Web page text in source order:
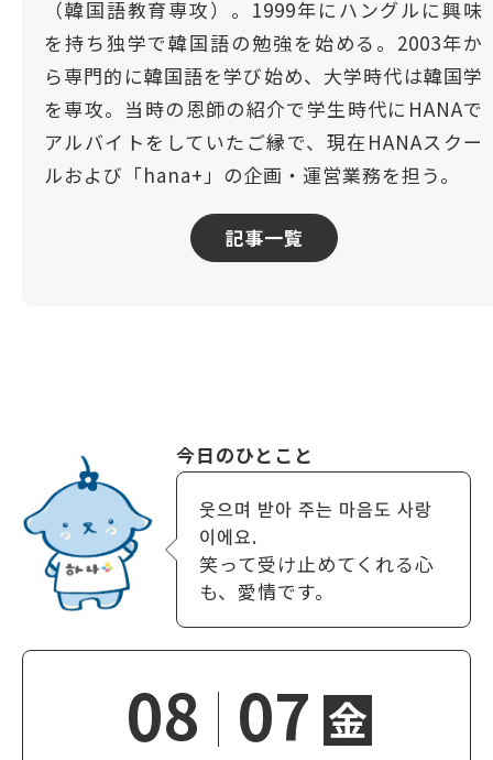
（韓国語教育専攻）。1999年にハングルに興味
を持ち独学で韓国語の勉強を始める。2003年か
ら専門的に韓国語を学び始め、大学時代は韓国学
を専攻。当時の恩師の紹介で学生時代にHANAで
アルバイトをしていたご縁で、現在HANAスクー
ルおよび「hana+」の企画・運営業務を担う。
記事一覧
今日のひとこと
웃으며 받아 주는 마음도 사랑
이에요.
笑って受け止めてくれる心
も、愛情です。
08 07 金